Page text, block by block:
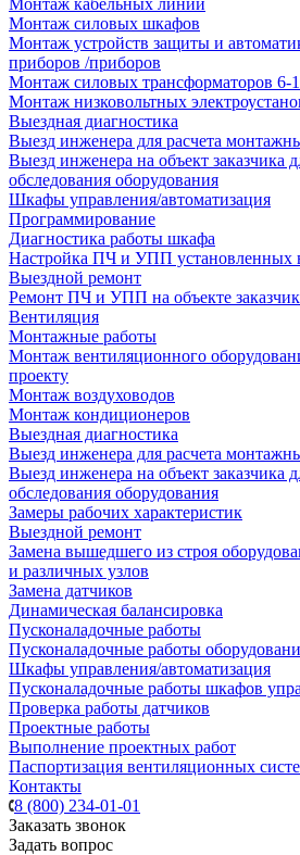
Монтаж кабельных линий
Монтаж силовых шкафов
Монтаж устройств защиты и
приборов /приборов
Монтаж силовых трансформаторов 6-
Монтаж низковольтных
Выездная диагностика
Выезд инженера для расчета
Выезд инженера на объект заказчика
обследования оборудования
Шкафы управления/автоматизация
Программирование
Диагностика работы шкафа
Настройка ПЧ и УПП установленных
Выездной ремонт
Ремонт ПЧ и УПП на объекте
Вентиляция
Монтажные работы
Монтаж вентиляционного
проекту
Монтаж воздуховодов
Монтаж кондиционеров
Выездная диагностика
Выезд инженера для расчета
Выезд инженера на объект заказчика
обследования оборудования
Замеры рабочих характеристик
Выездной ремонт
Замена вышедшего из строя
и различных узлов
Замена датчиков
Динамическая балансировка
Пусконаладочные работы
Пусконаладочные работы
Шкафы управления/автоматизация
Пусконаладочные работы шкафов
Проверка работы датчиков
Проектные работы
Выполнение проектных работ
Паспортизация вентиляционных
Контакты
8 (800) 234-01-01
Заказать звонок
Задать вопрос